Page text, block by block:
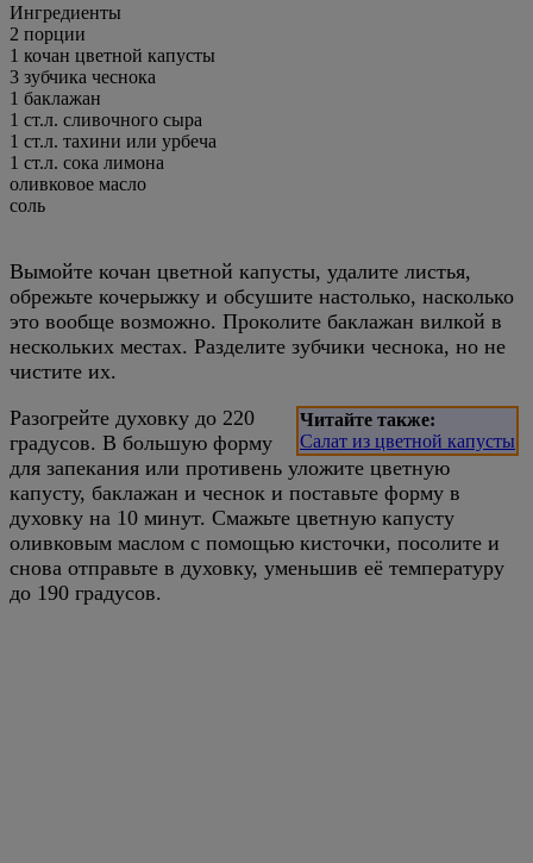
Ингредиенты
2 порции
1 кочан цветной капусты
3 зубчика чеснока
1 баклажан
1 ст.л. сливочного сыра
1 ст.л. тахини или урбеча
1 ст.л. сока лимона
оливковое масло
соль
Вымойте кочан цветной капусты, удалите листья,
обрежьте кочерыжку и обсушите настолько, насколько
это вообще возможно. Проколите баклажан вилкой в
нескольких местах. Разделите зубчики чеснока, но не
чистите их.
Читайте также:
Салат из цветной капусты
Разогрейте духовку до 220
градусов. В большую форму
для запекания или противень уложите цветную
капусту, баклажан и чеснок и поставьте форму в
духовку на 10 минут. Смажьте цветную капусту
оливковым маслом с помощью кисточки, посолите и
снова отправьте в духовку, уменьшив её температуру
до 190 градусов.